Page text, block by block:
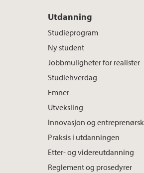
Utdanning
Studieprogram
Ny student
Jobbmuligheter for realister
Studiehverdag
Emner
Utveksling
Innovasjon og
Praksis i utdanningen
Etter- og videreutdanning
Reglement og prosedyrer